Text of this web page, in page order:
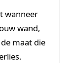
wanneer
wand,
maat die